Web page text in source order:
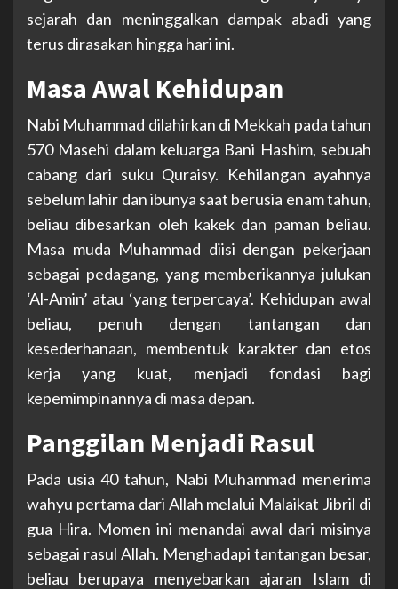
sejarah dan meninggalkan dampak abadi yang
terus dirasakan hingga hari ini.
Masa Awal Kehidupan
Nabi Muhammad dilahirkan di Mekkah pada tahun
570 Masehi dalam keluarga Bani Hashim, sebuah
cabang dari suku Quraisy. Kehilangan ayahnya
sebelum lahir dan ibunya saat berusia enam tahun,
beliau dibesarkan oleh kakek dan paman beliau.
Masa muda Muhammad diisi dengan pekerjaan
sebagai pedagang, yang memberikannya julukan
‘Al-Amin’ atau ‘yang terpercaya’. Kehidupan awal
beliau, penuh dengan tantangan dan
kesederhanaan, membentuk karakter dan etos
kerja yang kuat, menjadi fondasi bagi
kepemimpinannya di masa depan.
Panggilan Menjadi Rasul
Pada usia 40 tahun, Nabi Muhammad menerima
wahyu pertama dari Allah melalui Malaikat Jibril di
gua Hira. Momen ini menandai awal dari misinya
sebagai rasul Allah. Menghadapi tantangan besar,
beliau berupaya menyebarkan ajaran Islam di